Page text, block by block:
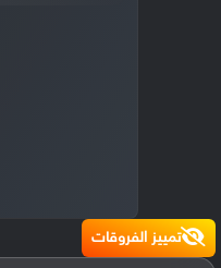
تمييز الفروقات